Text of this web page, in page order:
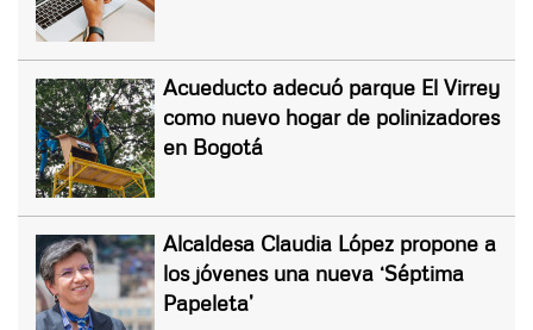
Acueducto adecuó parque El Virrey
como nuevo hogar de polinizadores
en Bogotá
Alcaldesa Claudia López propone a
los jóvenes una nueva ‘Séptima
Papeleta’